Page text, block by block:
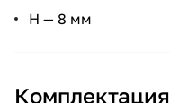
H — 8 мм
Комплектация